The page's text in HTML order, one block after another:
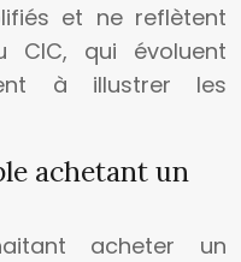
et ne reflètent
qui évoluent
à illustrer les
achetant un
acheter un